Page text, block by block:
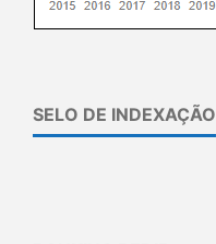
SELO DE INDEXAÇÃO